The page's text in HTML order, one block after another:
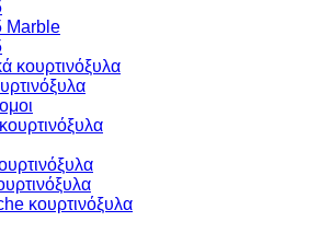
Marble
κουρτινόξυλα
κουρτινόξυλα